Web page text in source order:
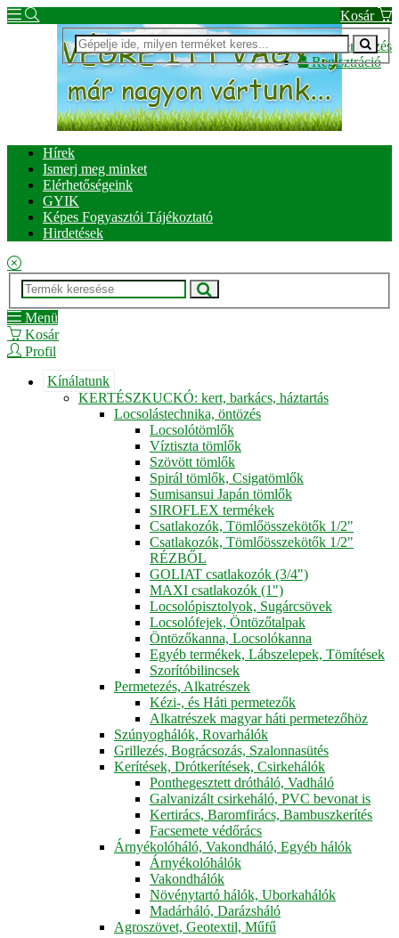
Kosár
Bejelentkezés
Regisztráció
Hírek
Ismerj meg minket
Elérhetőségeink
GYIK
Képes Fogyasztói Tájékoztató
Hirdetések
Menü
Kosár
Profil
Kínálatunk
KERTÉSZKUCKÓ: kert, barkács, háztartás
Locsolástechnika, öntözés
Locsolótömlők
Víztiszta tömlők
Szövött tömlők
Spirál tömlők, Csigatömlők
Sumisansui Japán tömlők
SIROFLEX termékek
Csatlakozók, Tömlőösszekötők 1/2"
Csatlakozók, Tömlőösszekötők 1/2"
RÉZBŐL
GOLIAT csatlakozók (3/4")
MAXI csatlakozók (1")
Locsolópisztolyok, Sugárcsövek
Locsolófejek, Öntözőtalpak
Öntözőkanna, Locsolókanna
Egyéb termékek, Lábszelepek, Tömítések
Szorítóbilincsek
Permetezés, Alkatrészek
Kézi-, és Háti permetezők
Alkatrészek magyar háti permetezőhöz
Szúnyoghálók, Rovarhálók
Grillezés, Bográcsozás, Szalonnasütés
Kerítések, Drótkerítések, Csirkehálók
Ponthegesztett drótháló, Vadháló
Galvanizált csirkeháló, PVC bevonat is
Kertirács, Baromfirács, Bambuszkerítés
Facsemete védőrács
Árnyékolóháló, Vakondháló, Egyéb hálók
Árnyékolóhálók
Vakondhálók
Növénytartó hálók, Uborkahálók
Madárháló, Darázsháló
Agroszövet, Geotextil, Műfű